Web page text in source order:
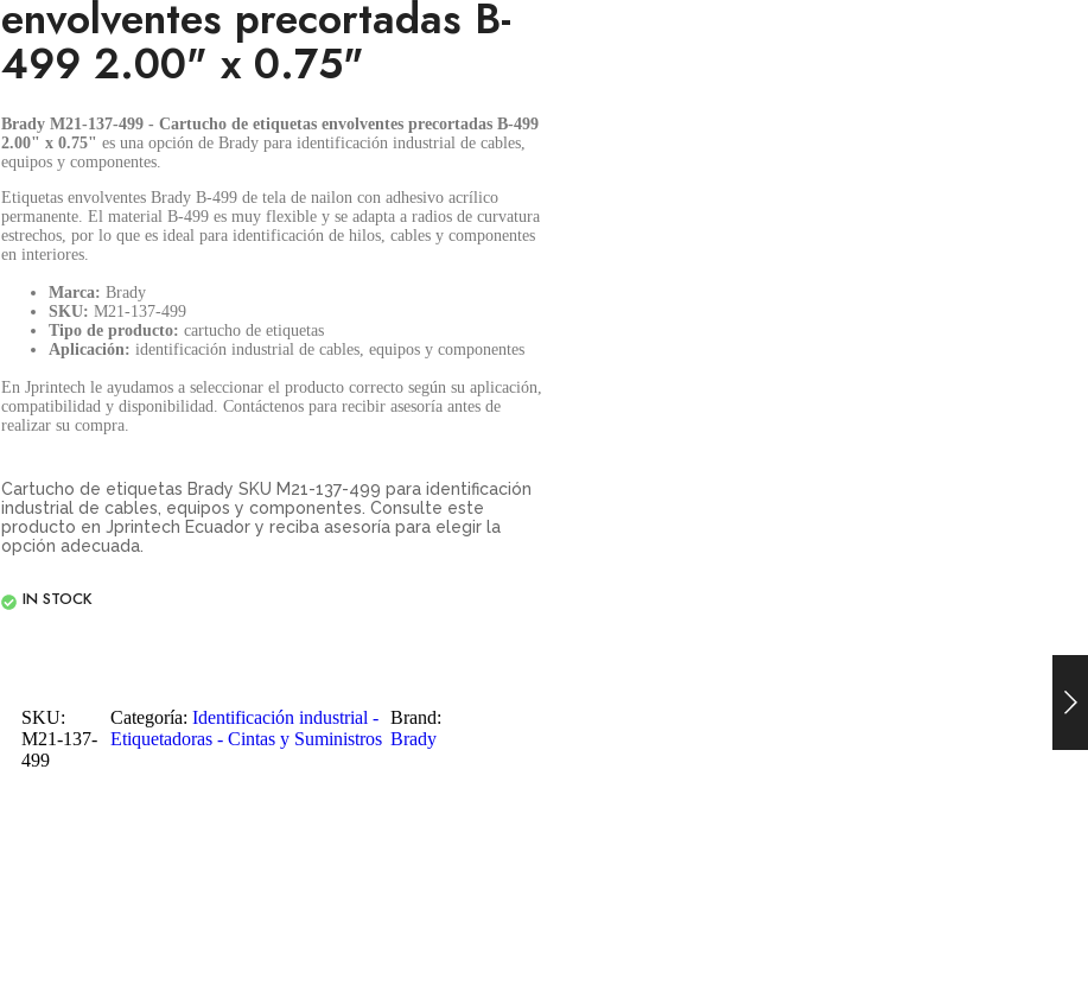
envolventes precortadas B-
499 2.00" x 0.75"
Brady M21-137-499 - Cartucho de etiquetas envolventes precortadas B-499
2.00" x 0.75" es una opción de Brady para identificación industrial de cables,
equipos y componentes.
Etiquetas envolventes Brady B-499 de tela de nailon con adhesivo acrílico
permanente. El material B-499 es muy flexible y se adapta a radios de curvatura
estrechos, por lo que es ideal para identificación de hilos, cables y componentes
en interiores.
Marca: Brady
SKU: M21-137-499
Tipo de producto: cartucho de etiquetas
Aplicación: identificación industrial de cables, equipos y componentes
En Jprintech le ayudamos a seleccionar el producto correcto según su aplicación,
compatibilidad y disponibilidad. Contáctenos para recibir asesoría antes de
realizar su compra.
Cartucho de etiquetas Brady SKU M21-137-499 para identificación
industrial de cables, equipos y componentes. Consulte este
producto en Jprintech Ecuador y reciba asesoría para elegir la
opción adecuada.
IN STOCK
SKU:
M21-137-
499
Categoría: Identificación industrial -
Etiquetadoras - Cintas y Suministros
Brand:
Brady